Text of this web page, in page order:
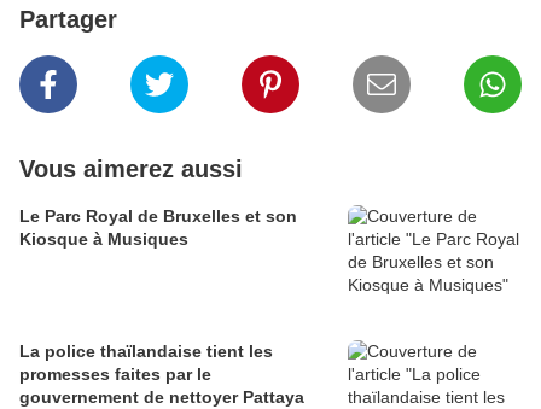
Partager
Vous aimerez aussi
Le Parc Royal de Bruxelles et son
Kiosque à Musiques
La police thaïlandaise tient les
promesses faites par le
gouvernement de nettoyer Pattaya